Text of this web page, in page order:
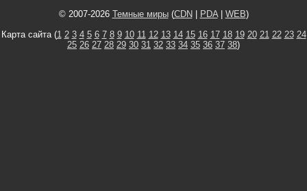
© 2007-2026 Темные миры(CDN PDA| WEB)
Карта сайта (1 2 3 4 5 6 7 8 9 10 11 12 13 14 15 16 17 18 19 20 21 22 23 24
25 26 27 28 29 30 31 32 33 34 35 36 37 38)